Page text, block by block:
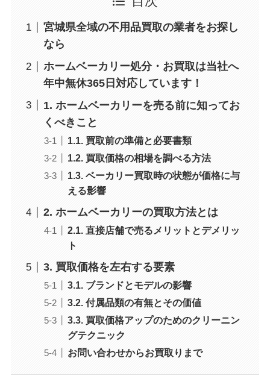
宮城県全域の不用品買取の業者をお探し
なら
ホームベーカリー処分・お買取は当社へ
年中無休365日対応しています！
1. ホームベーカリーを売る前に知ってお
くべきこと
1.1. 買取前の準備と必要書類
1.2. 買取価格の相場を調べる方法
1.3. ベーカリー買取時の状態が価格に与
える影響
2. ホームベーカリーの買取方法とは
2.1. 直接店舗で売るメリットとデメリッ
ト
3. 買取価格を左右する要素
3.1. ブランドとモデルの影響
3.2. 付属品類の有無とその価値
3.3. 買取価格アップのためのクリーニン
グテクニック
お問い合わせからお買取りまで